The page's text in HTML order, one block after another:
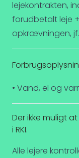
lejekontrakten,
forudbetalt leje
opkrævningen,
• Vand, el og
Der ikke muligt
i RKI.
Alle lejere